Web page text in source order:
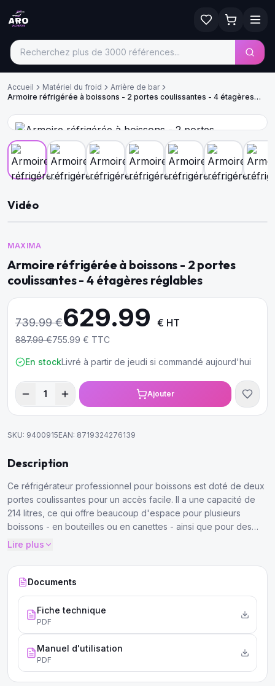
Accueil Matériel du froid
Arrière de bar
Armoire réfrigérée à boissons - 2 portes coulissantes - 4 étagères
Vidéo
MAXIMA
Armoire réfrigérée à boissons - 2 portes
coulissantes - 4 étagères réglables
739.99€629.99 € HT
887.99€755.99 € TTC
En stockLivré à partir de jeudi si commandé aujourd'hui
1 Ajouter
SKU: 9400915EAN: 8719324276139
Description
Ce réfrigérateur professionnel pour boissons est doté de deux
portes coulissantes pour un accès facile. Il a une capacité de
214 litres, ce qui offre beaucoup d'espace pour plusieurs
boissons - en bouteilles ou en canettes - ainsi que pour des
sandwichs et d'autres en-cas.
Lire plus
Documents
Fiche technique
PDF
Manuel d'utilisation
PDF